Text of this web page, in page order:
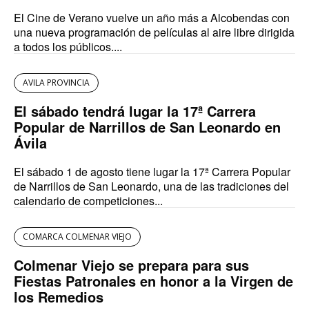
El Cine de Verano vuelve un año más a Alcobendas con
una nueva programación de películas al aire libre dirigida
a todos los públicos....
AVILA PROVINCIA
El sábado tendrá lugar la 17ª Carrera
Popular de Narrillos de San Leonardo en
Ávila
El sábado 1 de agosto tiene lugar la 17ª Carrera Popular
de Narrillos de San Leonardo, una de las tradiciones del
calendario de competiciones...
COMARCA COLMENAR VIEJO
Colmenar Viejo se prepara para sus
Fiestas Patronales en honor a la Virgen de
los Remedios